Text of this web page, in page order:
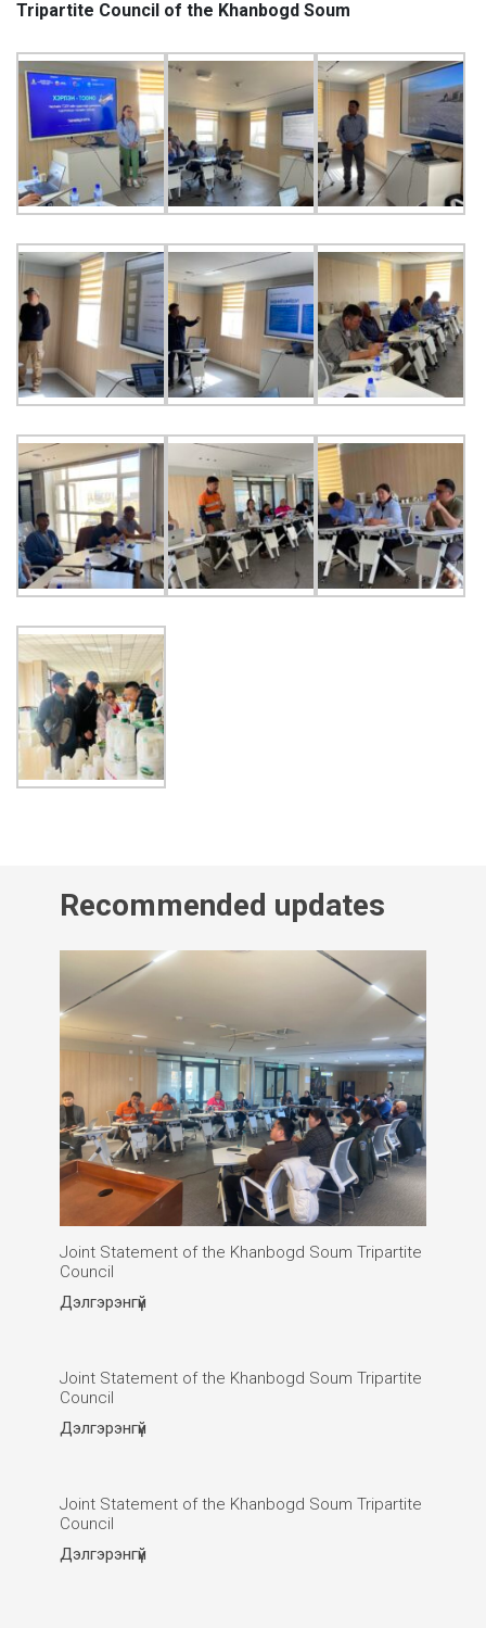
Tripartite Council of the Khanbogd Soum
Recommended updates
Joint Statement of the Khanbogd Soum Tripartite
Council
Дэлгэрэнгүй
Joint Statement of the Khanbogd Soum Tripartite
Council
Дэлгэрэнгүй
Joint Statement of the Khanbogd Soum Tripartite
Council
Дэлгэрэнгүй